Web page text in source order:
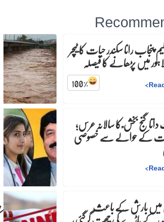
پنجاب رانا سکندر حیات کا ٹیچر
میں پڑھانے کا فیصلہ
>
100%
گنج بخش ؒ کا سالانہ عرس;
کے حوالے سے خصوصی
>
میں بارش کے باعث